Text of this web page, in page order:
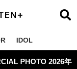
IDOL
PHOTO 2026年